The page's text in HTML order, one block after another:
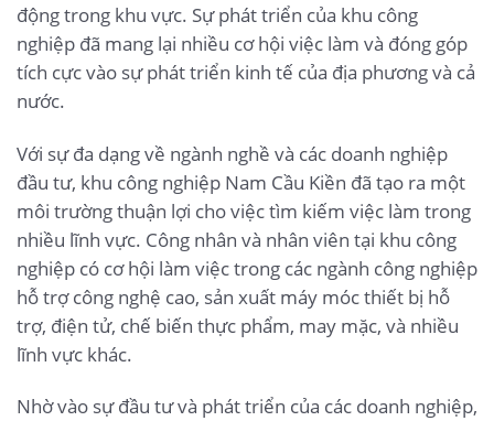
động trong khu vực. Sự phát triển của khu công
nghiệp đã mang lại nhiều cơ hội việc làm và đóng góp
tích cực vào sự phát triển kinh tế của địa phương và cả
nước.
Với sự đa dạng về ngành nghề và các doanh nghiệp
đầu tư, khu công nghiệp Nam Cầu Kiền đã tạo ra một
môi trường thuận lợi cho việc tìm kiếm việc làm trong
nhiều lĩnh vực. Công nhân và nhân viên tại khu công
nghiệp có cơ hội làm việc trong các ngành công nghiệp
hỗ trợ công nghệ cao, sản xuất máy móc thiết bị hỗ
trợ, điện tử, chế biến thực phẩm, may mặc, và nhiều
lĩnh vực khác.
Nhờ vào sự đầu tư và phát triển của các doanh nghiệp,